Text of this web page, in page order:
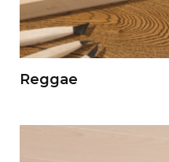
Reggae